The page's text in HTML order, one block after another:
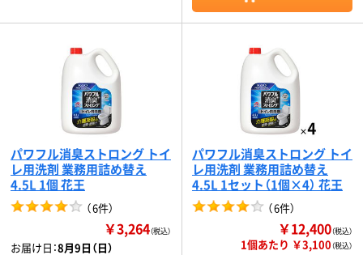
パワフル消臭ストロング トイ
レ用洗剤 業務用詰め替え
4.5L 1個 花王
（6件）
￥3,264（税込）
お届け日：8月9日（日）
パワフル消臭ストロング トイ
レ用洗剤 業務用詰め替え
4.5L 1セット（1個×4） 花王
（6件）
￥12,400（税込）
1個あたり ￥3,100（税込）